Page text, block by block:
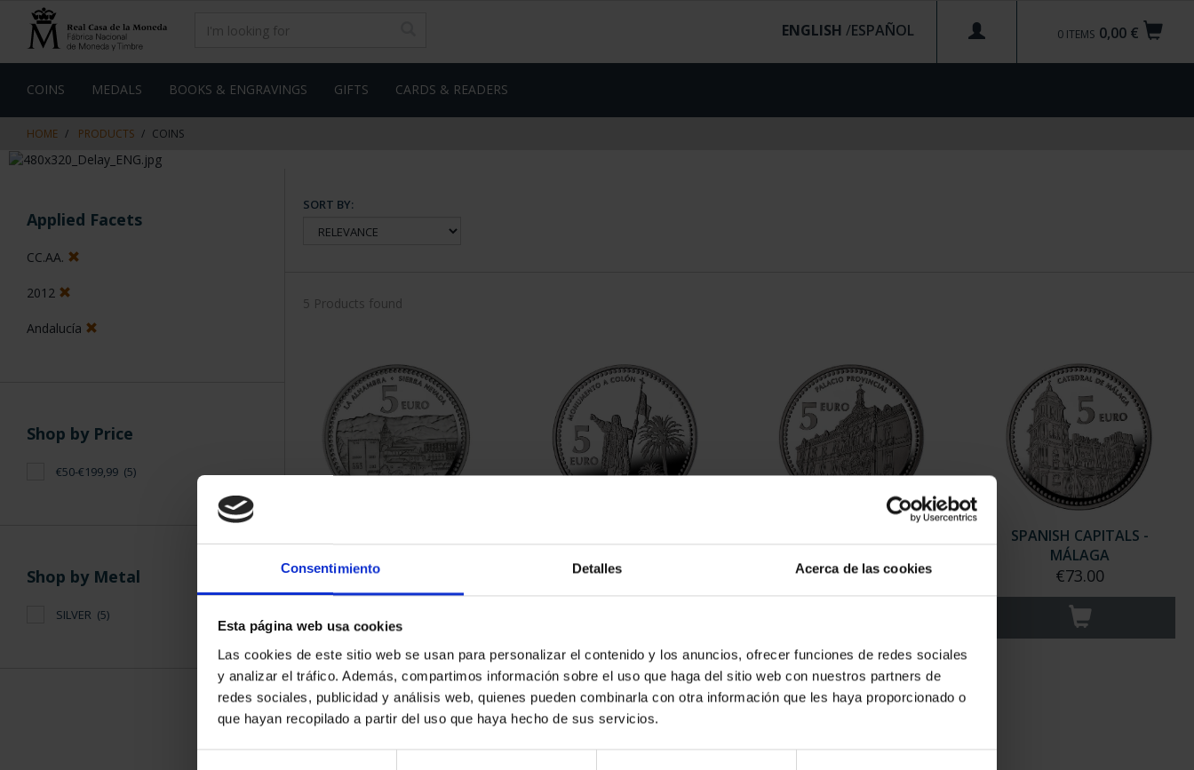
Consentimiento Detalles Acerca de las cookies
Esta página web usa cookies
Las cookies de este sitio web se usan para personalizar el contenido y los anuncios, ofrecer funciones de redes sociales
y analizar el tráfico. Además, compartimos información sobre el uso que haga del sitio web con nuestros partners de
redes sociales, publicidad y análisis web, quienes pueden combinarla con otra información que les haya proporcionado o
que hayan recopilado a partir del uso que haya hecho de sus servicios.
content
navigation
menu
0,00 €
0 ITEMS
ENGLISH /
COINS MEDALS BOOKS & ENGRAVINGS GIFTS CARDS & READERS
HOME PRODUCTS COINS
Applied Facets
CC.AA.
2012
Andalucía
Shop by Price
€50-€199,99 (5)
Shop by Metal
SILVER (5)
SORT BY:
5 Products found
€73.00 €73.00
SPANISH CAPITALS -
MÁLAGA
€73.00